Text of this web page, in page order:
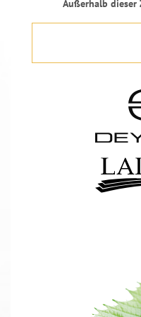
Außerhalb dieser